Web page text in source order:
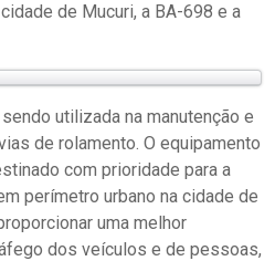
de Mucuri, a BA-698 e a
utilizada na manutenção e
de rolamento. O equipamento
com prioridade para a
perímetro urbano na cidade de
uma melhor
dos veículos e de pessoas,